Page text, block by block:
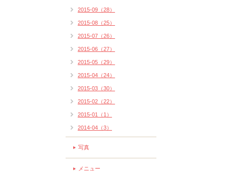
2015-09（28）
2015-08（25）
2015-07（26）
2015-06（27）
2015-05（29）
2015-04（24）
2015-03（30）
2015-02（22）
2015-01（1）
2014-04（3）
写真
メニュー